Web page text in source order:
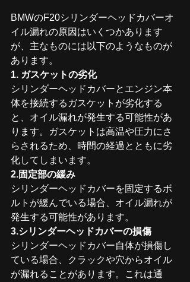
BMWのF20シリンダーヘッドカバーオ
イル漏れの原因はいくつかあります
が、主なものには以下のようなものが
あります。
1. ガスケットの劣化
シリンダーヘッドカバーとエンジン本
体を接続するガスケットが劣化する
と、オイル漏れが発生する可能性があ
ります。ガスケットは高温や圧力にさ
らされるため、時間の経過とともに劣
化してしまいます。
2.固定部の緩み
シリンダーヘッドカバーを固定するボ
ルトが緩んでいる場合、オイル漏れが
発生する可能性があります。
3.シリンダーヘッドカバーの損傷
シリンダーヘッドカバー自体が損傷し
ている場合、クラックや穴からオイル
が漏れることがあります。これは通